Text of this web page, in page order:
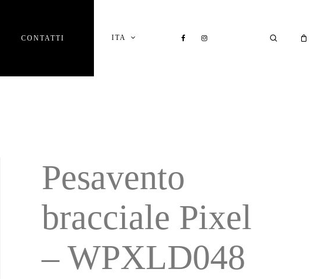
CONTATTI ITA FACEBOOKINSTAGRAM SEARCH
Pesavento
bracciale Pixel
– WPXLD048